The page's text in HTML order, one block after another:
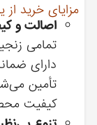
مزایای خرید
اصالت و
تمامی
دارای
تأمین
کیفیت